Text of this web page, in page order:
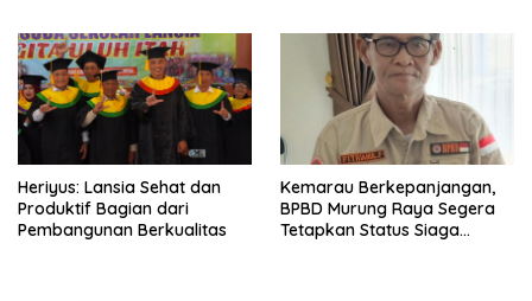
Heriyus: Lansia Sehat dan
Produktif Bagian dari
Pembangunan Berkualitas
Kemarau Berkepanjangan,
BPBD Murung Raya Segera
Tetapkan Status Siaga